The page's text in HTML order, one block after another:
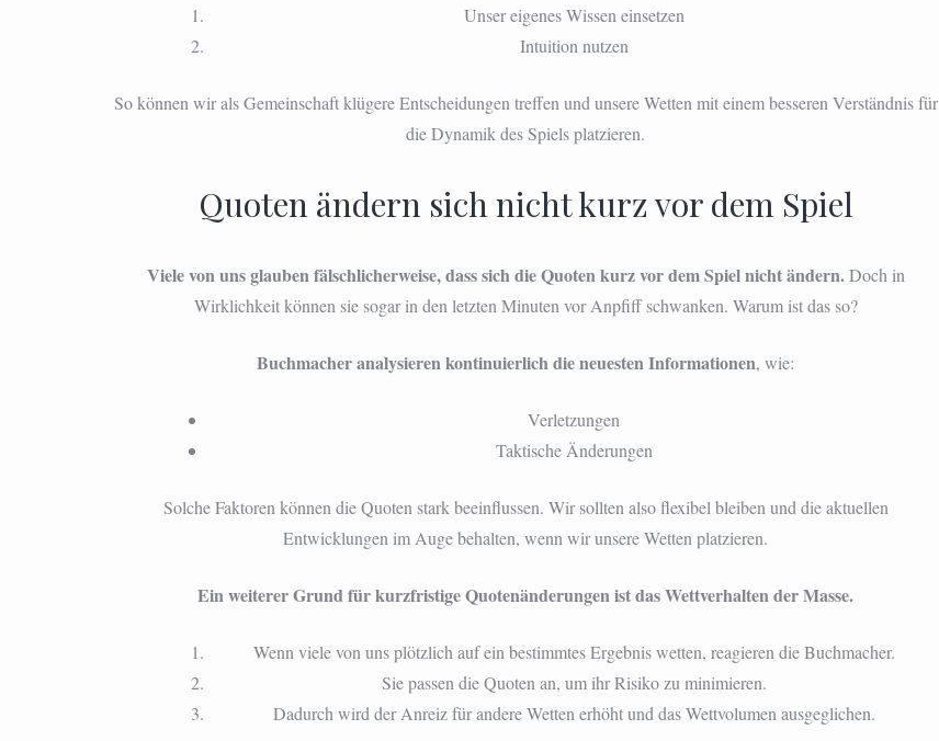
Unser eigenes Wissen einsetzen
Intuition nutzen
So können wir als Gemeinschaft klügere Entscheidungen treffen und unsere Wetten mit einem besseren Verständnis für
die Dynamik des Spiels platzieren.
Quoten ändern sich nicht kurz vor dem Spiel
Viele von uns glauben fälschlicherweise, dass sich die Quoten kurz vor dem Spiel nicht ändern.Doch in
Wirklichkeit können sie sogar in den letzten Minuten vor Anpfiff schwanken. Warum ist das so?
Buchmacher analysieren kontinuierlich die neuesten Informationen, wie:
Verletzungen
Taktische Änderungen
Solche Faktoren können die Quoten stark beeinflussen. Wir sollten also flexibel bleiben und die aktuellen
Entwicklungen im Auge behalten, wenn wir unsere Wetten platzieren.
Ein weiterer Grund für kurzfristige Quotenänderungen ist das Wettverhalten der Masse.
Wenn viele von uns plötzlich auf ein bestimmtes Ergebnis wetten, reagieren die Buchmacher.
Sie passen die Quoten an, um ihr Risiko zu minimieren.
Dadurch wird der Anreiz für andere Wetten erhöht und das Wettvolumen ausgeglichen.